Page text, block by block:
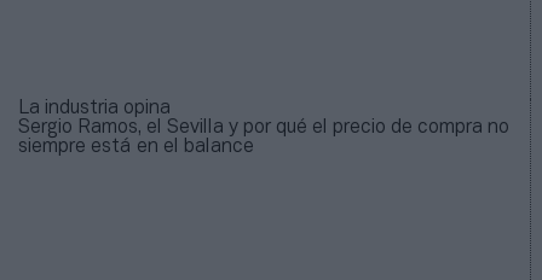
La industria opina
Sergio Ramos, el Sevilla y por qué el precio de compra no
siempre está en el balance